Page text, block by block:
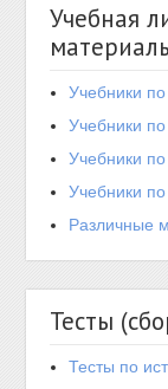
Учебная
Учебники
Учебники
Учебники
Учебники
Различные
Тесты
Тесты по